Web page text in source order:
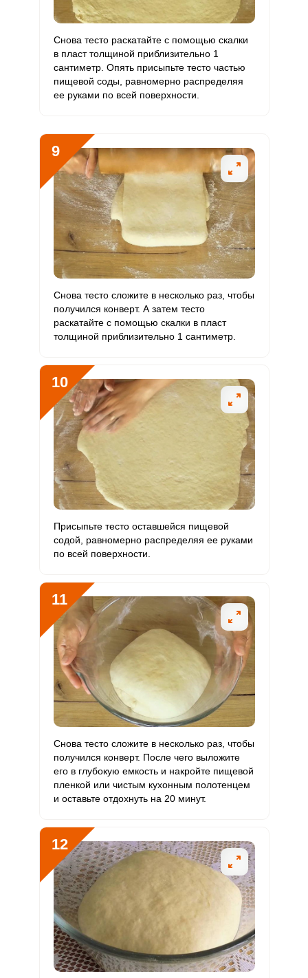
Снова тесто раскатайте с помощью скалки
в пласт толщиной приблизительно 1
сантиметр. Опять присыпьте тесто частью
пищевой соды, равномерно распределяя
ее руками по всей поверхности.
9
Снова тесто сложите в несколько раз, чтобы
получился конверт. А затем тесто
раскатайте с помощью скалки в пласт
толщиной приблизительно 1 сантиметр.
10
Присыпьте тесто оставшейся пищевой
содой, равномерно распределяя ее руками
по всей поверхности.
11
Снова тесто сложите в несколько раз, чтобы
получился конверт. После чего выложите
его в глубокую емкость и накройте пищевой
пленкой или чистым кухонным полотенцем
и оставьте отдохнуть на 20 минут.
12